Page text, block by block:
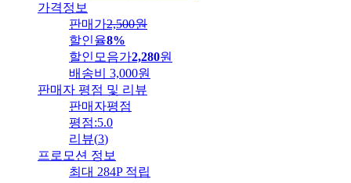
가격정보
판매가2,500원
할인율8%
할인모음가2,280원
배송비
3,000원
판매자 평점 및 리뷰
판매자평점
평점:5.0
리뷰(3)
프로모션 정보
최대 284P 적립